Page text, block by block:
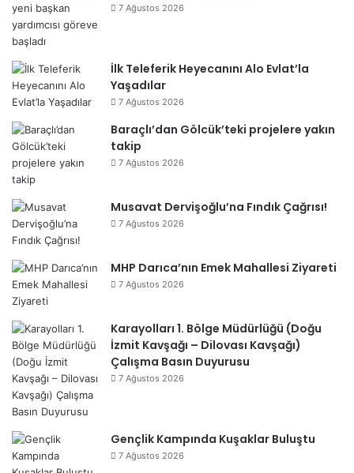
7 Ağustos 2026
İlk Teleferik Heyecanını Alo Evlat’la
Yaşadılar
7 Ağustos 2026
Baraçlı’dan Gölcük’teki projelere yakın
takip
7 Ağustos 2026
Musavat Dervişoğlu’na Fındık Çağrısı!
7 Ağustos 2026
MHP Darıca’nın Emek Mahallesi Ziyareti
7 Ağustos 2026
Karayolları 1. Bölge Müdürlüğü (Doğu
İzmit Kavşağı – Dilovası Kavşağı)
Çalışma Basın Duyurusu
7 Ağustos 2026
Gençlik Kampında Kuşaklar Buluştu
7 Ağustos 2026